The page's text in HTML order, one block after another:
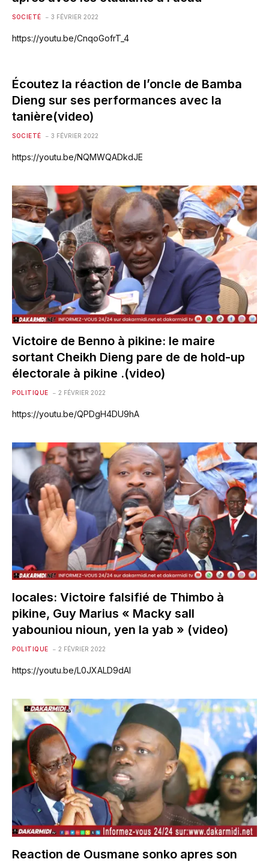
SOCIETÉ 3 FÉVRIER 2022
https://youtu.be/CnqoGofrT_4
Écoutez la réaction de l’oncle de Bamba
Dieng sur ses performances avec la
tanière(video)
SOCIETÉ 3 FÉVRIER 2022
https://youtu.be/NQMWQADkdJE
Victoire de Benno à pikine: le maire
sortant Cheikh Dieng pare de de hold-up
électorale à pikine .(video)
POLITIQUE 2 FÉVRIER 2022
https://youtu.be/QPDgH4DU9hA
locales: Victoire falsifié de Thimbo à
pikine, Guy Marius « Macky sall
yabouniou nioun, yen la yab » (video)
POLITIQUE 2 FÉVRIER 2022
https://youtu.be/L0JXALD9dAI
Reaction de Ousmane sonko apres son